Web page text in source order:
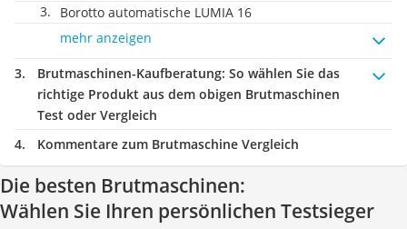
Borotto automatische LUMIA 16
mehr anzeigen
Brutmaschinen-Kaufberatung: So wählen Sie das
richtige Produkt aus dem obigen Brutmaschinen
Test oder Vergleich
Kommentare zum Brutmaschine Vergleich
Die besten Brutmaschinen:
Wählen Sie Ihren persönlichen Testsieger